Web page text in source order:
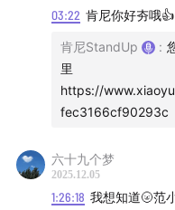
03:22 肯尼你好夯哦👍
肯尼StandUp :
里
https://
fec3166cf90293c
六十九个梦
2025.12.05
1:26:18 我想知道🌝范